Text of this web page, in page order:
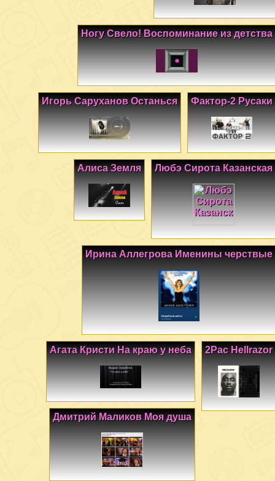
Ногу Свело! Воспоминание из детства
Фактор-2 Русаки
Игорь Саруханов Останься
Любэ Сирота Казанская
Алиса Земля
Ирина Аллегрова Именины черствые
2Pac Hellrazor
Агата Кристи На краю у неба
Дмитрий Маликов Моя душа